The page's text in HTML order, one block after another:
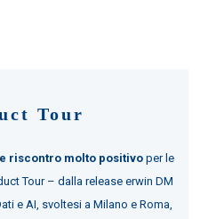
Tour
riscontro molto positivoper le
Tour – dalla release erwin DM
e AI, svoltesi a Milano e Roma,